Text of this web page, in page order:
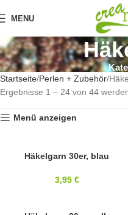
MENU
Startseite Perlen + Zubehör
Ergebnisse 1 – 24 von 44
Menü anzeigen
Häkelgarn 30er, blau
3,95 €